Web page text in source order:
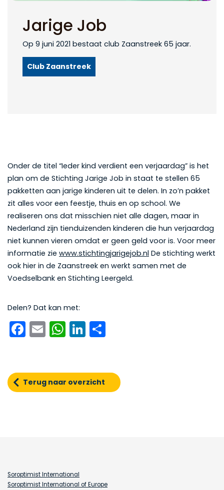
Jarige Job
Op 9 juni 2021 bestaat club Zaanstreek 65 jaar.
Club Zaanstreek
Onder de titel “Ieder kind verdient een verjaardag” is het
plan om de Stichting Jarige Job in staat te stellen 65
pakketten aan jarige kinderen uit te delen. In zo’n pakket
zit alles voor een feestje, thuis en op school. We
realiseren ons dat misschien niet alle dagen, maar in
Nederland zijn tienduizenden kinderen die hun verjaardag
niet kunnen vieren omdat er geen geld voor is. Voor meer
informatie zie www.stichtingjarigejob.nl De stichting werkt
ook hier in de Zaanstreek en werkt samen met de
Voedselbank en Stichting Leergeld.
Delen? Dat kan met:
Facebook
EmailWhatsApp
LinkedIn
Terug naar overzicht
Soroptimist International
Soroptimist International of Europe